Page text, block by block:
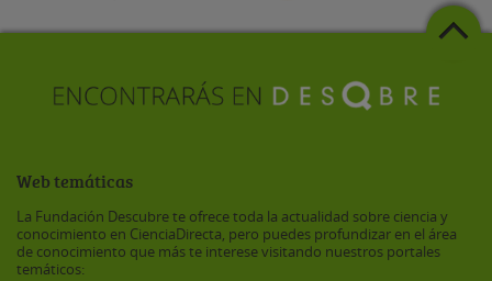
Web temáticas
La Fundación Descubre te ofrece toda la actualidad sobre ciencia y
conocimiento en CienciaDirecta, pero puedes profundizar en el área
de conocimiento que más te interese visitando nuestros portales
temáticos: